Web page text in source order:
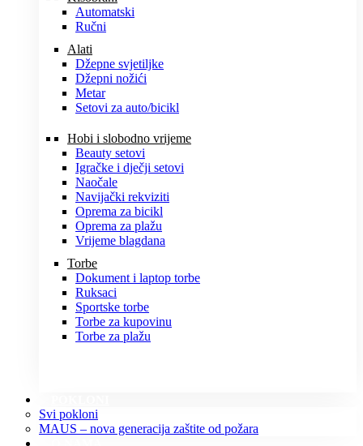
Automatski
Ručni
Alati
Džepne svjetiljke
Džepni nožići
Metar
Setovi za auto/bicikl
Hobi i slobodno vrijeme
Beauty setovi
Igračke i dječji setovi
Naočale
Navijački rekviziti
Oprema za bicikl
Oprema za plažu
Vrijeme blagdana
Torbe
Dokument i laptop torbe
Ruksaci
Sportske torbe
Torbe za kupovinu
Torbe za plažu
Svi pokloni
MAUS – nova generacija zaštite od požara